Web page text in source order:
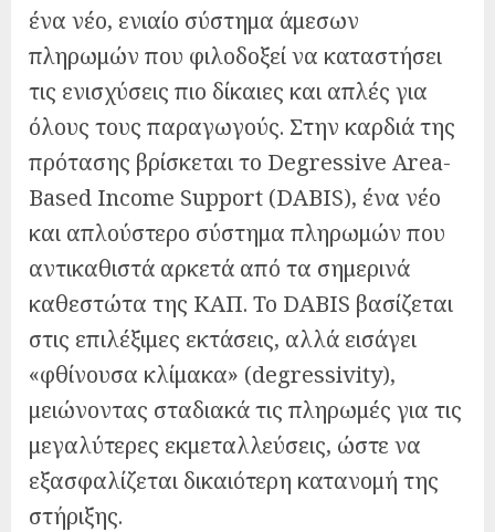
ένα νέο, ενιαίο σύστημα άμεσων
πληρωμών που φιλοδοξεί να καταστήσει
τις ενισχύσεις πιο δίκαιες και απλές για
όλους τους παραγωγούς. Στην καρδιά της
πρότασης βρίσκεται το Degressive Area-
Based Income Support (DABIS), ένα νέο
και απλούστερο σύστημα πληρωμών που
αντικαθιστά αρκετά από τα σημερινά
καθεστώτα της ΚΑΠ. Το DABIS βασίζεται
στις επιλέξιμες εκτάσεις, αλλά εισάγει
«φθίνουσα κλίμακα» (degressivity),
μειώνοντας σταδιακά τις πληρωμές για τις
μεγαλύτερες εκμεταλλεύσεις, ώστε να
εξασφαλίζεται δικαιότερη κατανομή της
στήριξης.